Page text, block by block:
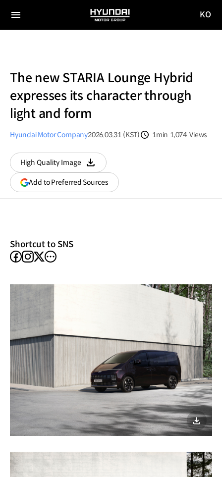
전체
HYUNDAI
MOTOR
KO
The new STARIA Lounge Hybrid
expresses its character through
light and form
Hyundai Motor Company2026.03.31 (KST)
1min 1,074 Views
High Quality Image
다운로드
Add to Preferred Sources(opens
in
Shortcut to SNS
facebook
instagram
X
other
SNS
이미지
다운로드